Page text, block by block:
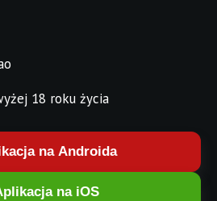
18 roku życia
na Androida
na iOS